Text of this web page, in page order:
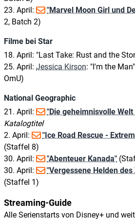
23. April:
"Marvel Moon Girl und
2, Batch 2)
Filme bei Star
18. April: "Last Take: Rust and the
25. April: Jessica Kirson: "I'm the
OmU)
National Geographic
21. April:
"Die geheimnisvolle
Katalogtitel
2. April:
"Ice Road Rescue -
(Staffel 8)
30. April:
"Abenteuer Kanada"
30. April:
"Vergessene Helden
(Staffel 1)
Streaming-Guide
Alle Serienstarts von Disney+ und